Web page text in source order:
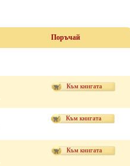
Поръчай
Към книгата
Към книгата
Към книгата